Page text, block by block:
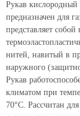
Рукав
предназначен для
представляет
нитей, навитый в
наружного
Рукав
климатом при
70°С. Рассчитан